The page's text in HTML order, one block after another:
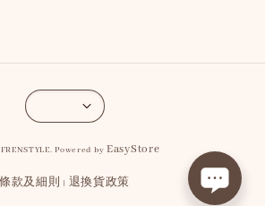
Powered by EasyStore
條款及細則 | 退換貨政策